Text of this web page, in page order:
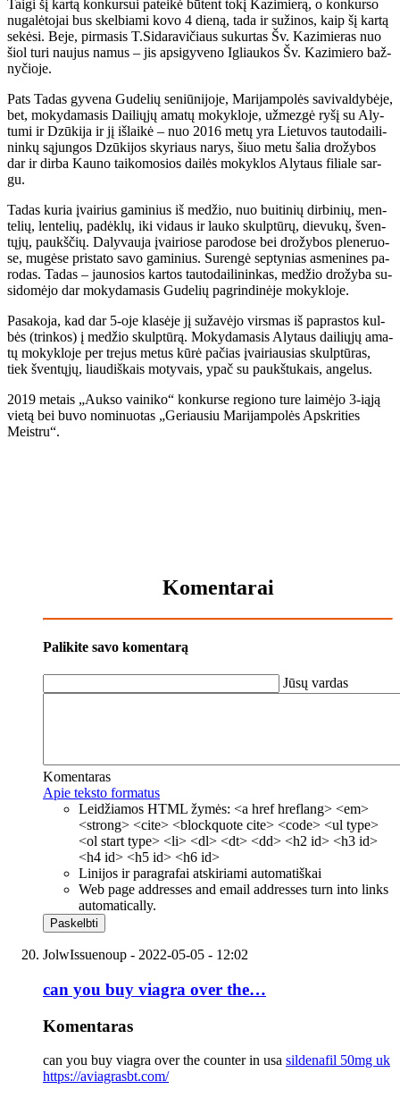
Tai­gi šį kar­tą kon­kur­sui pa­tei­kė bū­tent to­kį Ka­zi­mie­rą, o kon­kur­so
nu­ga­lė­to­jai bus skel­bia­mi ko­vo 4 die­ną, ta­da ir su­ži­nos, kaip šį kar­tą
se­kė­si. Be­je, pir­ma­sis T.Si­da­ra­vi­čiaus su­kur­tas Šv. Ka­zi­mie­ras nuo
šiol tu­ri nau­jus na­mus – jis ap­si­gy­ve­no Ig­liau­kos Šv. Ka­zi­mie­ro baž­
ny­čio­je.
Pats Ta­das gy­ve­na Gu­de­lių se­niū­ni­jo­je, Ma­ri­jam­po­lės sa­vi­val­dy­bė­je,
bet, mo­ky­da­ma­sis Dai­lių­jų ama­tų mo­kyk­lo­je, už­mez­gė ry­šį su Aly­
tu­mi ir Dzū­ki­ja ir jį iš­lai­kė – nuo 2016 me­tų yra Lie­tu­vos tau­to­dai­li­
nin­kų są­jun­gos Dzū­ki­jos sky­riaus na­rys, šiuo me­tu ša­lia dro­žy­bos
dar ir dir­ba Kau­no tai­ko­mo­sios dai­lės mo­kyk­los Aly­taus fi­lia­le sar­
gu.
Ta­das ku­ria įvai­rius ga­mi­nius iš me­džio, nuo bui­ti­nių dir­bi­nių, men­
te­lių, len­te­lių, pa­dėk­lų, iki vi­daus ir lau­ko skulp­tū­rų, die­vu­kų, šven­
tų­jų, paukš­čių. Da­ly­vau­ja įvai­rio­se pa­ro­do­se bei dro­žy­bos ple­ne­ruo­
se, mu­gė­se pri­sta­to sa­vo ga­mi­nius. Su­ren­gė sep­ty­nias as­me­ni­nes pa­
ro­das. Ta­das – jau­no­sios kar­tos tau­to­dai­li­nin­kas, me­džio dro­žy­ba su­
si­do­mė­jo dar mo­ky­da­ma­sis Gu­de­lių pa­grin­di­nė­je mo­kyk­lo­je.
Pa­sa­ko­ja, kad dar 5-oje kla­sė­je jį su­ža­vė­jo vir­smas iš pa­pras­tos kul­
bės (trin­kos) į me­džio skulp­tū­rą. Mo­ky­da­ma­sis Aly­taus dai­lių­jų ama­
tų mo­kyk­lo­je per tre­jus me­tus kū­rė pa­čias įvai­riau­sias skulp­tū­ras,
tiek šven­tų­jų, liau­diš­kais mo­ty­vais, ypač su paukš­tu­kais, an­ge­lus.
2019 me­tais „Auk­so vai­ni­ko“ kon­kur­se re­gio­no tu­re lai­mė­jo 3-iąją
vie­tą bei bu­vo no­mi­nuo­tas „Ge­riau­siu Ma­ri­jam­po­lės Ap­skri­ties
Meist­ru“.
Komentarai
Palikite savo komentarą
Jūsų vardas
Komentaras
Apie teksto formatus
Leidžiamos HTML žymės: <a href hreflang> <em>
<strong> <cite> <blockquote cite> <code> <ul type>
<ol start type> <li> <dl> <dt> <dd> <h2 id> <h3 id>
<h4 id> <h5 id> <h6 id>
Linijos ir paragrafai atskiriami automatiškai
Web page addresses and email addresses turn into links
automatically.
JolwIssuenoup - 2022-05-05 - 12:02
can you buy viagra over the…
Komentaras
can you buy viagra over the counter in usa sildenafil 50mg uk
https://aviagrasbt.com/